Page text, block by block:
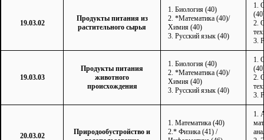
19.03.02
Продукты питания из
растительного сырья
1. Биология (40)
2. *Математика (40)/
Химия (40)
3. Русский язык (40)
1.
2.
3.
19.03.03
Продукты питания
животного
происхождения
1. Биология (40)
2. *Математика (40)/
Химия (40)
3. Русский язык (40)
1.
2.
3.
20.03.02
Природообустройство и
1. Математика (40)
2.* Физика (41) /
1.